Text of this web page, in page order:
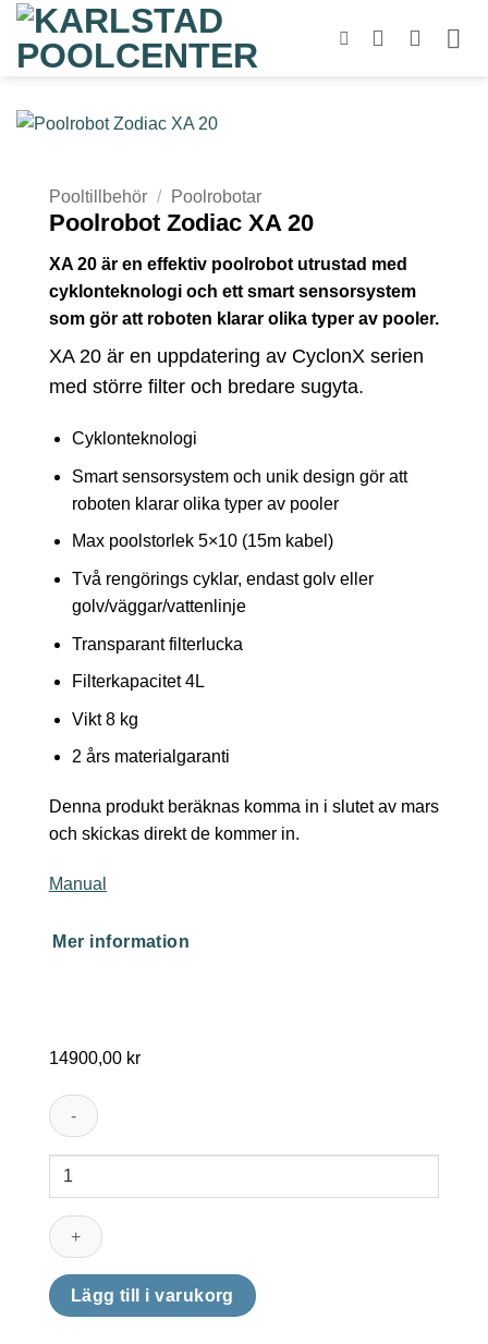
Skip
content
Pooltillbehör / Poolrobotar
Poolrobot Zodiac XA 20
XA 20 är en effektiv poolrobot utrustad med
cyklonteknologi och ett smart sensorsystem
som gör att roboten klarar olika typer av pooler.
XA 20 är en uppdatering av CyclonX serien
med större filter och bredare sugyta.
Cyklonteknologi
Smart sensorsystem och unik design gör att
roboten klarar olika typer av pooler
Max poolstorlek 5×10 (15m kabel)
Två rengörings cyklar, endast golv eller
golv/väggar/vattenlinje
Transparant filterlucka
Filterkapacitet 4L
Vikt 8 kg
2 års materialgaranti
Denna produkt beräknas komma in i slutet av mars
och skickas direkt de kommer in.
Manual
Mer information
14900,00 kr
Poolrobot
XA
20
Lägg till i varukorg